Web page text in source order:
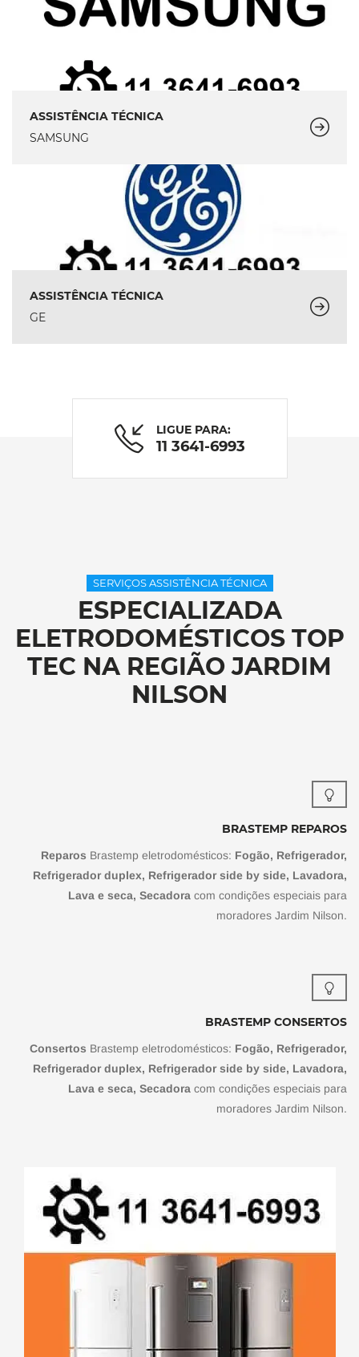
ASSISTÊNCIA TÉCNICA
SAMSUNG
ASSISTÊNCIA TÉCNICA
GE
LIGUE PARA:
11 3641-6993
SERVIÇOS ASSISTÊNCIA TÉCNICA
ESPECIALIZADA
ELETRODOMÉSTICOS TOP
TEC NA REGIÃO JARDIM
NILSON
BRASTEMP REPAROS
Reparos Brastemp eletrodomésticos: Fogão, Refrigerador,
Refrigerador duplex, Refrigerador side by side, Lavadora,
Lava e seca, Secadora com condições especiais para
moradores Jardim Nilson.
BRASTEMP CONSERTOS
Consertos Brastemp eletrodomésticos: Fogão, Refrigerador,
Refrigerador duplex, Refrigerador side by side, Lavadora,
Lava e seca, Secadora com condições especiais para
moradores Jardim Nilson.